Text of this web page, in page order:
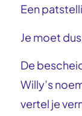
Een
Je moet
De
Willy’s
vertel je